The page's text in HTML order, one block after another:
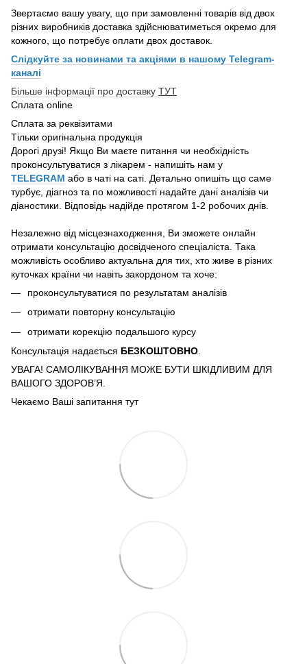
Звертаємо вашу увагу, що при замовленні товарів від двох
різних виробників доставка здійснюватиметься окремо для
кожного, що потребує оплати двох доставок.
Слідкуйте за новинами та акціями в нашому Telegram-
каналі
Більше інформації про доставку ТУТ
Сплата online
Сплата за реквізитами
Тільки оригінальна продукція
Дорогі друзі! Якщо Ви маєте питання чи необхідність
проконсультуватися з лікарем - напишіть нам у
TELEGRAM або в чаті на саті. Детально опишіть що саме
турбує, діагноз та по можливості надайте дані аналізів чи
діаностики. Відповідь надійде протягом 1-2 робочих днів.
Незалежно від місцезнаходження, Ви зможете онлайн
отримати консультацію досвідченого спеціаліста. Така
можливість особливо актуальна для тих, хто живе в різних
куточках країни чи навіть закордоном та хоче:
проконсультуватися по результатам аналізів
отримати повторну консультацію
отримати корекцію подальшого курсу
Консультація надається БЕЗКОШТОВНО
УВАГА! САМОЛІКУВАННЯ МОЖЕ БУТИ ШКІДЛИВИМ ДЛЯ
ВАШОГО ЗДОРОВ’Я.
Чекаємо Ваші запитання тут